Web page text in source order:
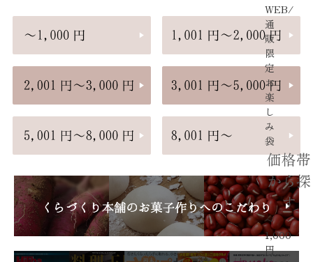
WEB/
通
販
限
定
お
楽
し
み
袋
価格帯
から探
す
〜
1,000
円